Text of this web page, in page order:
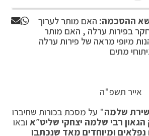
ההסכמה: האם מותר לערוך
בפירות ערלה , האם מותר
מיופי מראה של פירות ערלה
מתים
שלמה" על מסכת בכורות שחיברו
הגאון רבי שלמה יצחקי שליט״א ובאו
נפלאים ומיוחדים מאד שנכתבו